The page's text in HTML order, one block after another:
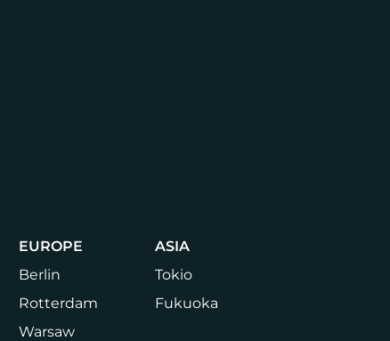
EUROPE
Berlin
Rotterdam
Warsaw
ASIA
Tokio
Fukuoka